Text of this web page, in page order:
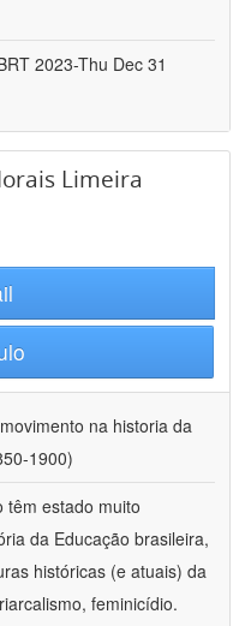
2023-Thu Dec 31
Limeira
na historia da
1900)
têm estado muito
da Educação brasileira,
históricas (e atuais) da
feminicídio.